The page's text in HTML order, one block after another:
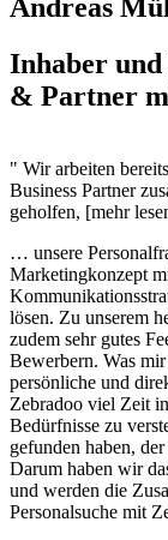
Andreas
Inhaber
& Partner
" Wir arbeiten
Business Partner
geholfen, [mehr
… unsere
Marketingkonzept
lösen. Zu unserem
zudem sehr gutes
Bewerbern. Was
persönliche und
Zebradoo viel Zeit
Bedürfnisse zu
gefunden haben,
Darum haben wir
und werden die
Personalsuche mit